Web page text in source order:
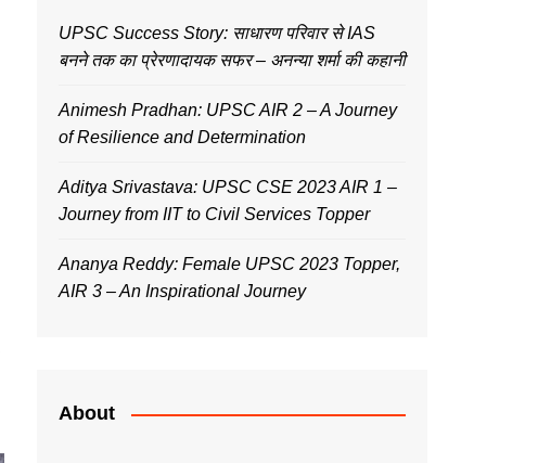
UPSC Success Story: साधारण परिवार से IAS
बनने तक का प्रेरणादायक सफर – अनन्या शर्मा की कहानी
Animesh Pradhan: UPSC AIR 2 – A Journey
of Resilience and Determination
Aditya Srivastava: UPSC CSE 2023 AIR 1 –
Journey from IIT to Civil Services Topper
Ananya Reddy: Female UPSC 2023 Topper,
AIR 3 – An Inspirational Journey
About